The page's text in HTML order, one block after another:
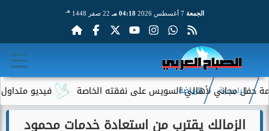
الجمعة 7 أغسطس 2026 04:18 مـ 22 صفر 1448 هـ
فيديو متداول لسيدة لأهالي السويس على نفقته الخاصة
الرئيسية الرياضة
الزمالك يقترب من استعادة خدمات محمود